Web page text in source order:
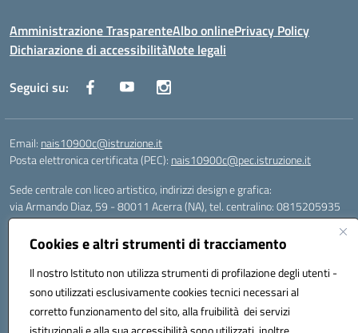
Cookies e altri strumenti di tracciamento
Il nostro Istituto non utilizza strumenti di profilazione degli utenti -
sono utilizzati esclusivamente cookies tecnici necessari al
corretto funzionamento del sito, alla fruibilità dei servizi
Amministrazione TrasparenteAlbo onlinePrivacy Policy
Dichiarazione di accessibilitàNote legali
Seguici su:
Email: nais10900c@istruzione.it
Posta elettronica certificata (PEC): nais10900c@pec.istruzione.it
Sede centrale con liceo artistico, indirizzi design e grafica:
via Armando Diaz, 59 - 80011 Acerra (NA), tel. centralino: 0815205935
Sede succursale con liceo scienze umane:
via T. Campanella, 80011 Acerra (NA), tel/fax: 0818850905
via S. Pellico, 80011 Acerra (NA), tel: 08119660921
Email: nais10900c@istruzione.it | PEC: nais10900c@pec.istruzione.it |
Nome Ufficio PA: Uff_eFatturaPA | Codice Univoco ufficio: UFOYYV |
C.Fisc: 93056740637